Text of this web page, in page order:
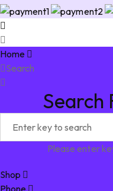
Home
Search
Search
Please enter
Shop